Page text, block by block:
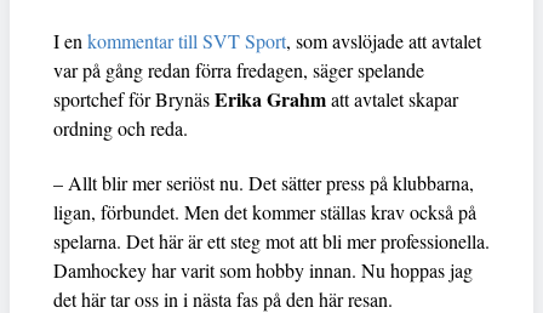
I en kommentar till SVT Sport, som avslöjade att avtalet
var på gång redan förra fredagen, säger spelande
sportchef för BrynäsErika Grahmatt avtalet skapar
ordning och reda.
– Allt blir mer seriöst nu. Det sätter press på klubbarna,
ligan, förbundet. Men det kommer ställas krav också på
spelarna. Det här är ett steg mot att bli mer professionella.
Damhockey har varit som hobby innan. Nu hoppas jag
det här tar oss in i nästa fas på den här resan.